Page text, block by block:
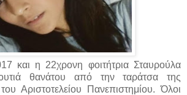
και η 22χρονη φοιτήτρια Σταυρούλα
θανάτου από την ταράτσα της
του Αριστοτελείου Πανεπιστημίου. Όλοι